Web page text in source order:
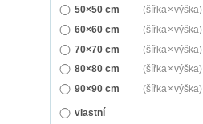
50×50 cm
(šířka × výška)
60×60 cm
(šířka × výška)
70×70 cm
(šířka × výška)
80×80 cm
(šířka × výška)
90×90 cm
(šířka × výška)
vlastní